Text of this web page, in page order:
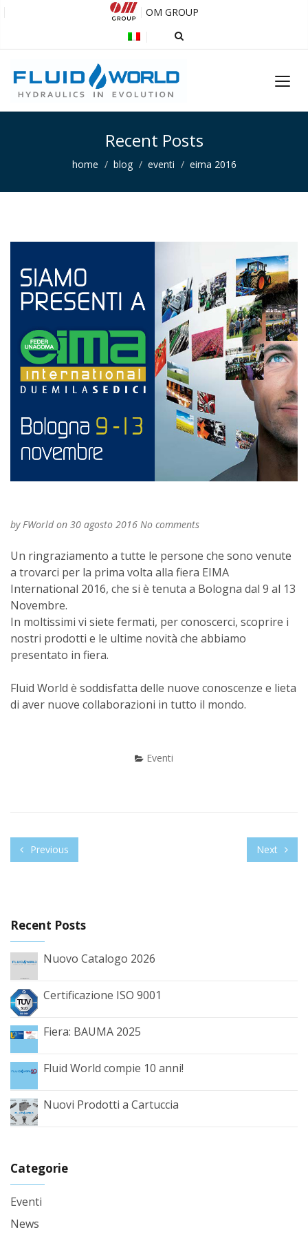
OM GROUP
Recent Posts
home blog eventi eima 2016
byFWorldon 30 agosto 2016 No comments
Un ringraziamento a tutte le persone che sono venute
a trovarci per la prima volta alla fiera EIMA
International 2016, che si è tenuta a Bologna dal 9 al 13
Novembre.
In moltissimi vi siete fermati, per conoscerci, scoprire i
nostri prodotti e le ultime novità che abbiamo
presentato in fiera.
Fluid World è soddisfatta delle nuove conoscenze e lieta
di aver nuove collaborazioni in tutto il mondo.
Eventi
Previous Next
Recent Posts
Nuovo Catalogo 2026
Certificazione ISO 9001
Fiera: BAUMA 2025
Fluid World compie 10 anni!
Nuovi Prodotti a Cartuccia
Categorie
Eventi
News